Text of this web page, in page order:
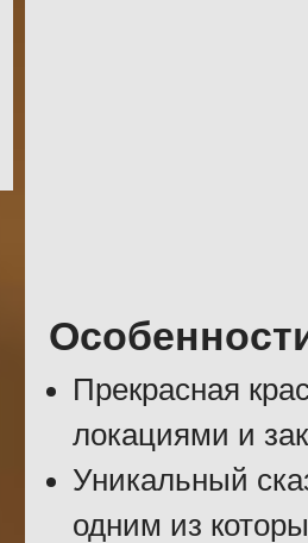
Прекрасная
локациями и
Уникальный
одним из